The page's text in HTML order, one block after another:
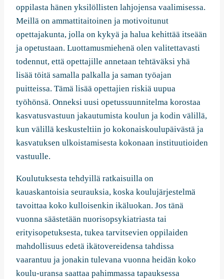
oppilasta hänen yksilöllisten lahjojensa vaalimisessa.
Meillä on ammattitaitoinen ja motivoitunut
opettajakunta, jolla on kykyä ja halua kehittää itseään
ja opetustaan. Luottamusmiehenä olen valitettavasti
todennut, että opettajille annetaan tehtäväksi yhä
lisää töitä samalla palkalla ja saman työajan
puitteissa. Tämä lisää opettajien riskiä uupua
työhönsä. Onneksi uusi opetussuunnitelma korostaa
kasvatusvastuun jakautumista koulun ja kodin välillä,
kun välillä keskusteltiin jo kokonaiskoulupäivästä ja
kasvatuksen ulkoistamisesta kokonaan instituutioiden
vastuulle.
Koulutuksesta tehdyillä ratkaisuilla on
kauaskantoisia seurauksia, koska koulujärjestelmä
tavoittaa koko kulloisenkin ikäluokan. Jos tänä
vuonna säästetään nuorisopsykiatriasta tai
erityisopetuksesta, tukea tarvitsevien oppilaiden
mahdollisuus edetä ikätovereidensa tahdissa
vaarantuu ja jonakin tulevana vuonna heidän koko
koulu-uransa saattaa pahimmassa tapauksessa